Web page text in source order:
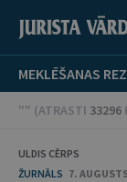
MEKLĒŠANAS
"" (ATRASTI 33296
ULDIS CĒRPS
ŽURNĀLS 7.